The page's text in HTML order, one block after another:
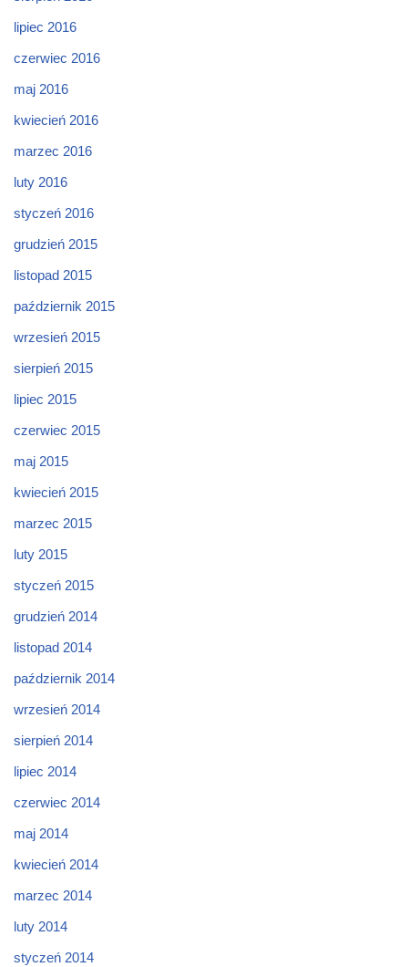
lipiec 2016
czerwiec 2016
maj 2016
kwiecień 2016
marzec 2016
luty 2016
styczeń 2016
grudzień 2015
listopad 2015
październik 2015
wrzesień 2015
sierpień 2015
lipiec 2015
czerwiec 2015
maj 2015
kwiecień 2015
marzec 2015
luty 2015
styczeń 2015
grudzień 2014
listopad 2014
październik 2014
wrzesień 2014
sierpień 2014
lipiec 2014
czerwiec 2014
maj 2014
kwiecień 2014
marzec 2014
luty 2014
styczeń 2014